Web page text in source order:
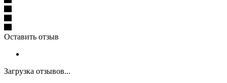
Оставить отзыв
Загрузка отзывов...